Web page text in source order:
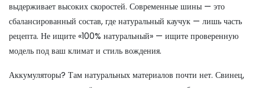
выдерживает высоких скоростей. Современные шины — это
сбалансированный состав, где натуральный каучук — лишь часть
рецепта. Не ищите «100% натуральный» — ищите проверенную
модель под ваш климат и стиль вождения.
Аккумуляторы? Там натуральных материалов почти нет. Свинец,